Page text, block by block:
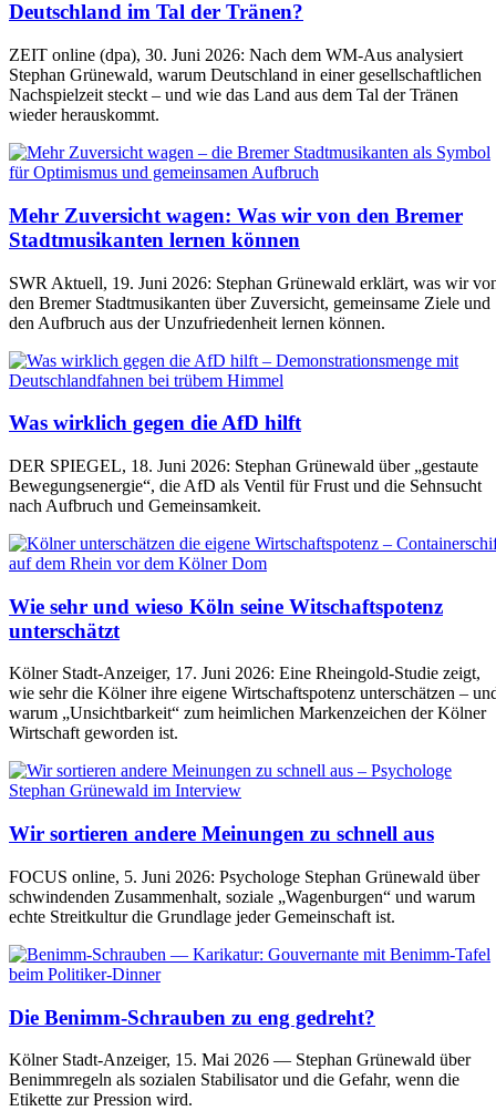
Deutschland im Tal der Tränen?
ZEIT online (dpa), 30. Juni 2026: Nach dem WM-Aus analysiert
Stephan Grünewald, warum Deutschland in einer gesellschaftlichen
Nachspielzeit steckt – und wie das Land aus dem Tal der Tränen
wieder herauskommt.
Mehr Zuversicht wagen: Was wir von den Bremer
Stadtmusikanten lernen können
SWR Aktuell, 19. Juni 2026: Stephan Grünewald erklärt, was wir
den Bremer Stadtmusikanten über Zuversicht, gemeinsame Ziele und
den Aufbruch aus der Unzufriedenheit lernen können.
Was wirklich gegen die AfD hilft
DER SPIEGEL, 18. Juni 2026: Stephan Grünewald über „gestaute
Bewegungsenergie“, die AfD als Ventil für Frust und die Sehnsucht
nach Aufbruch und Gemeinsamkeit.
Wie sehr und wieso Köln seine Witschaftspotenz
unterschätzt
Kölner Stadt-Anzeiger, 17. Juni 2026: Eine Rheingold-Studie zeigt,
wie sehr die Kölner ihre eigene Wirtschaftspotenz unterschätzen –
warum „Unsichtbarkeit“ zum heimlichen Markenzeichen der Kölner
Wirtschaft geworden ist.
Wir sortieren andere Meinungen zu schnell aus
FOCUS online, 5. Juni 2026: Psychologe Stephan Grünewald über
schwindenden Zusammenhalt, soziale „Wagenburgen“ und warum
echte Streitkultur die Grundlage jeder Gemeinschaft ist.
Die Benimm-Schrauben zu eng gedreht?
Kölner Stadt-Anzeiger, 15. Mai 2026 — Stephan Grünewald über
Benimmregeln als sozialen Stabilisator und die Gefahr, wenn die
Etikette zur Pression wird.